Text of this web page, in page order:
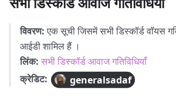
विवरण:एक सूची जिसमें सभी डिस्कॉर्ड वॉयस
आईडी शामिल हैं ।
लिंक: सभी डिस्कॉर्ड आवाज गतिविधियाँ
क्रेडिट:
generalsadaf